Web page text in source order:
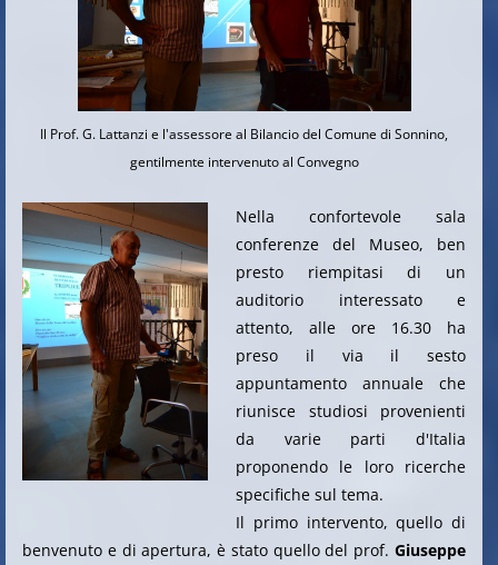
Il Prof. G. Lattanzi e l'assessore al Bilancio del Comune di Sonnino,
gentilmente intervenuto al Convegno
Nella confortevole sala
conferenze del Museo, ben
presto riempitasi di un
auditorio interessato e
attento, alle ore 16.30 ha
preso il via il sesto
appuntamento annuale che
riunisce studiosi provenienti
da varie parti d'Italia
proponendo le loro ricerche
specifiche sul tema.
Il primo intervento, quello di
benvenuto e di apertura, è stato quello del prof.Giuseppe